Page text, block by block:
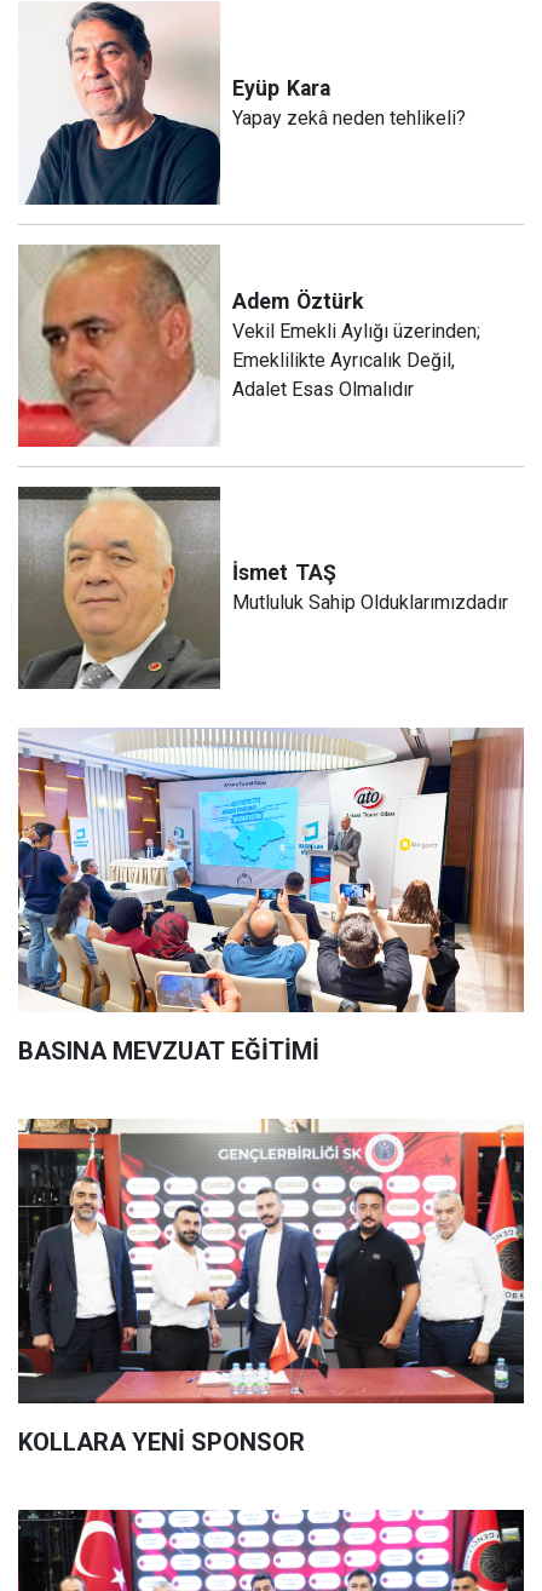
Eyüp Kara
Yapay zekâ neden tehlikeli?
Adem Öztürk
Vekil Emekli Aylığı üzerinden;
Emeklilikte Ayrıcalık Değil,
Adalet Esas Olmalıdır
İsmet TAŞ
Mutluluk Sahip Olduklarımızdadır
BASINA MEVZUAT EĞİTİMİ
KOLLARA YENİ SPONSOR